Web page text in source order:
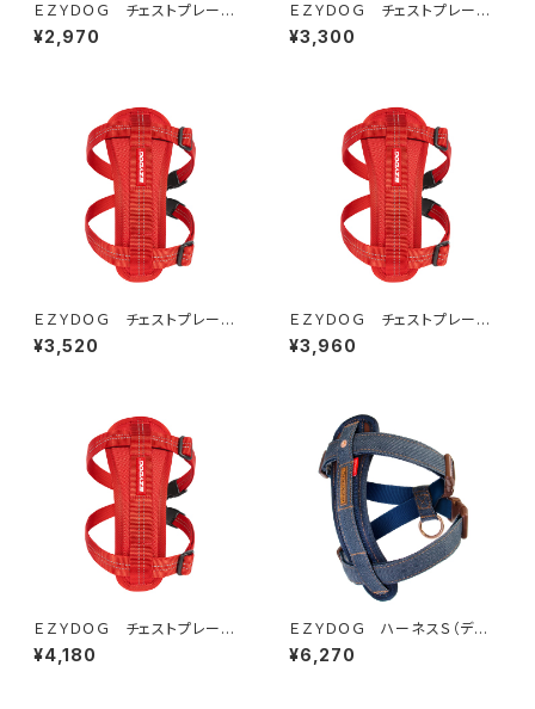
ＥＺＹＤＯＧ チェストプレート
ハーネス XXS(全3色)
¥2,970
ＥＺＹＤＯＧ チェストプレート
ハーネス XS(全3色)
¥3,300
ＥＺＹＤＯＧ チェストプレート
ハーネス S(全3色)
¥3,520
ＥＺＹＤＯＧ チェストプレート
ハーネス L(全3色)
¥3,960
ＥＺＹＤＯＧ チェストプレート
ハーネス XL(全3色)
¥4,180
ＥＺＹＤＯＧ ハーネスＳ（デニ
ム＆コーデュロイ）
¥6,270